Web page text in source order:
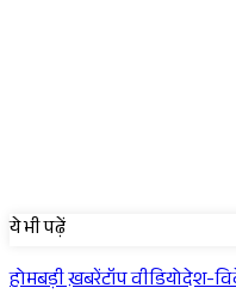
ये भी पढ़ें
होमबड़ी ख़बरेंटॉप वीडियोदेश-